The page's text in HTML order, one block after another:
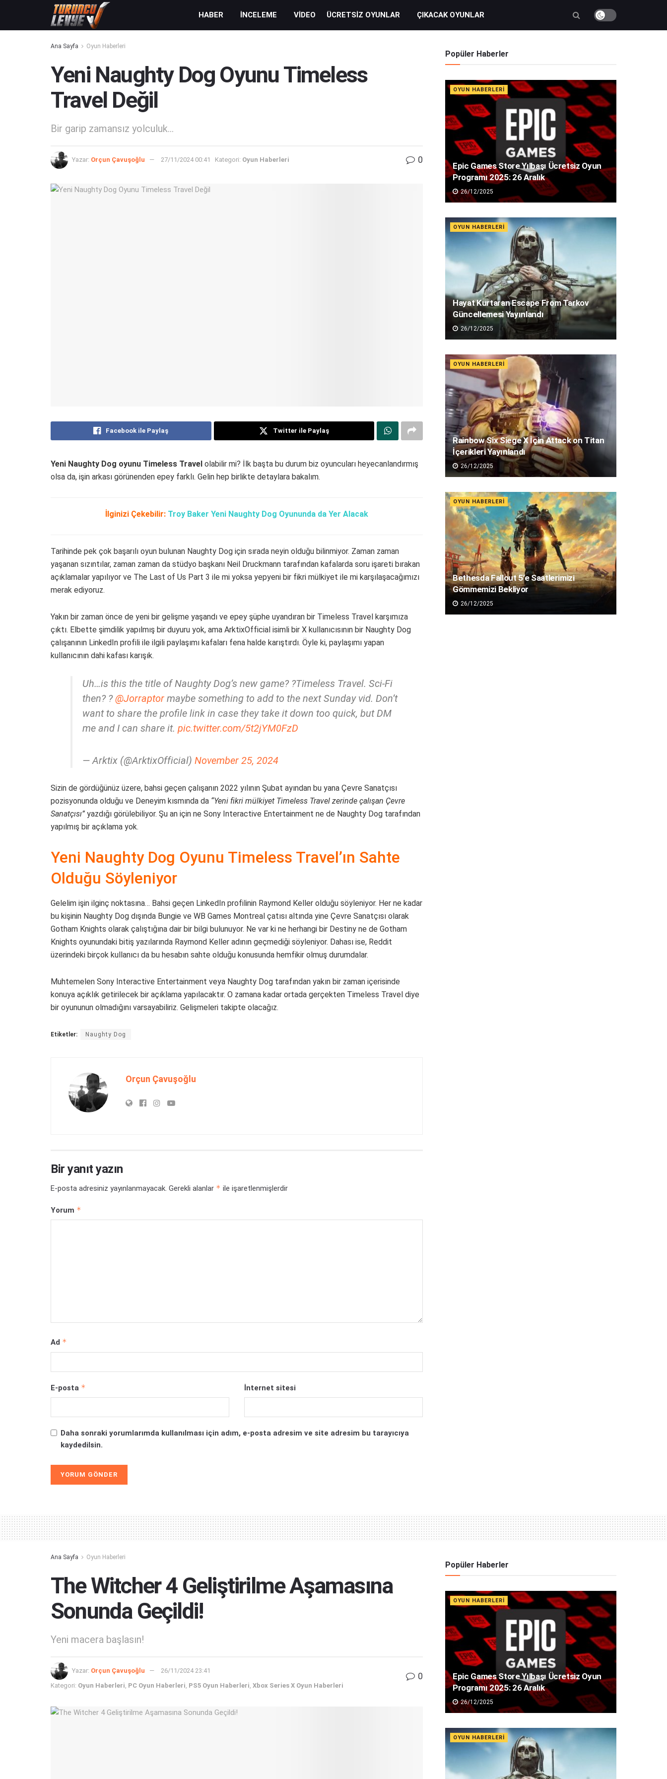
HABER İNCELEME VIDEO ÜCRETSIZ OYUNLAR ÇIKACAK OYUNLAR
Ana Sayfa Oyun Haberleri
Yeni Naughty Dog Oyunu Timeless
Travel Değil
Bir garip zamansız yolculuk...
Yazar: Orçun Çavuşoğlu 27/11/2024 00:41 Kategori: Oyun Haberleri 0
Facebook ile Paylaş Twitter ile Paylaş
Yeni Naughty Dog oyunu Timeless Travel olabilir mi? İlk başta bu durum biz oyuncuları heyecanlandırmış
olsa da, işin arkası görünenden epey farklı. Gelin hep birlikte detaylara bakalım.
İlginizi Çekebilir: Troy Baker Yeni Naughty Dog Oyununda da Yer Alacak
Tarihinde pek çok başarılı oyun bulunan Naughty Dog için sırada neyin olduğu bilinmiyor. Zaman zaman
yaşanan sızıntılar, zaman zaman da stüdyo başkanı Neil Druckmann tarafından kafalarda soru işareti bırakan
açıklamalar yapılıyor ve The Last of Us Part 3 ile mi yoksa yepyeni bir fikri mülkiyet ile mi karşılaşacağımızı
merak ediyoruz.
Yakın bir zaman önce de yeni bir gelişme yaşandı ve epey şüphe uyandıran bir Timeless Travel karşımıza
çıktı. Elbette şimdilik yapılmış bir duyuru yok, ama ArktixOfficial isimli bir X kullanıcısının bir Naughty Dog
çalışanının LinkedIn profili ile ilgili paylaşımı kafaları fena halde karıştırdı. Öyle ki, paylaşımı yapan
kullanıcının dahi kafası karışık.
Uh…is this the title of Naughty Dog’s new game? ?Timeless Travel. Sci-Fi
then? ?@Jorraptor maybe something to add to the next Sunday vid. Don’t
want to share the profile link in case they take it down too quick, but DM
me and I can share it. pic.twitter.com/5t2jYM0FzD
— Arktix (@ArktixOfficial) November 25, 2024
Sizin de gördüğünüz üzere, bahsi geçen çalışanın 2022 yılının Şubat ayından bu yana Çevre Sanatçısı
pozisyonunda olduğu ve Deneyim kısmında da “Yeni fikri mülkiyet Timeless Travel zerinde çalışan Çevre
Sanatçısı” yazdığı görülebiliyor. Şu an için ne Sony Interactive Entertainment ne de Naughty Dog tarafından
yapılmış bir açıklama yok.
Yeni Naughty Dog Oyunu Timeless Travel’ın Sahte
Olduğu Söyleniyor
Gelelim işin ilginç noktasına… Bahsi geçen LinkedIn profilinin Raymond Keller olduğu söyleniyor. Her ne kadar
bu kişinin Naughty Dog dışında Bungie ve WB Games Montreal çatısı altında yine Çevre Sanatçısı olarak
Gotham Knights olarak çalıştığına dair bir bilgi bulunuyor. Ne var ki ne herhangi bir Destiny ne de Gotham
Knights oyunundaki bitiş yazılarında Raymond Keller adının geçmediği söyleniyor. Dahası ise, Reddit
üzerindeki birçok kullanıcı da bu hesabın sahte olduğu konusunda hemfikir olmuş durumdalar.
Muhtemelen Sony Interactive Entertainment veya Naughty Dog tarafından yakın bir zaman içerisinde
konuya açıklık getirilecek bir açıklama yapılacaktır. O zamana kadar ortada gerçekten Timeless Travel diye
bir oyununun olmadığını varsayabiliriz. Gelişmeleri takipte olacağız.
Etiketler: Naughty Dog
Orçun Çavuşoğlu
Bir yanıt yazın
E-posta adresiniz yayınlanmayacak. Gerekli alanlar * ile işaretlenmişlerdir
Yorum *
Ad *
E-posta * İnternet sitesi
Daha sonraki yorumlarımda kullanılması için adım, e-posta adresim ve site adresim bu tarayıcıya
kaydedilsin.
Popüler Haberler
OYUN HABERLERI
Epic Games Store Yılbaşı Ücretsiz Oyun
Programı 2025: 26 Aralık
26/12/2025
OYUN HABERLERI
Hayat Kurtaran Escape From Tarkov
Güncellemesi Yayınlandı
26/12/2025
OYUN HABERLERI
Rainbow Six Siege X İçin Attack on Titan
İçerikleri Yayınlandı
26/12/2025
OYUN HABERLERI
Bethesda Fallout 5’e Saatlerimizi
Gömmemizi Bekliyor
26/12/2025
Ana Sayfa Oyun Haberleri
The Witcher 4 Geliştirilme Aşamasına
Sonunda Geçildi!
Yeni macera başlasın!
Yazar: Orçun Çavuşoğlu 26/11/2024 23:41
Kategori: Oyun Haberleri PC Oyun Haberleri PS5 Oyun Haberleri Xbox Series X Oyun Haberleri
0
Popüler Haberler
OYUN HABERLERI
Epic Games Store Yılbaşı Ücretsiz Oyun
Programı 2025: 26 Aralık
26/12/2025
OYUN HABERLERI